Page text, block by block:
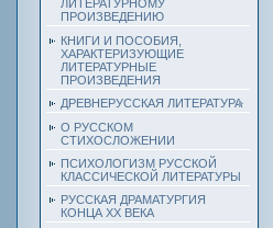
ЛИТЕРАТУРНОМУ
ПРОИЗВЕДЕНИЮ
КНИГИ И ПОСОБИЯ,
ХАРАКТЕРИЗУЮЩИЕ
ЛИТЕРАТУРНЫЕ
ПРОИЗВЕДЕНИЯ
ДРЕВНЕРУССКАЯ ЛИТЕРАТУРА
О РУССКОМ
СТИХОСЛОЖЕНИИ
ПСИХОЛОГИЗМ РУССКОЙ
КЛАССИЧЕСКОЙ ЛИТЕРАТУРЫ
РУССКАЯ ДРАМАТУРГИЯ
КОНЦА ХХ ВЕКА